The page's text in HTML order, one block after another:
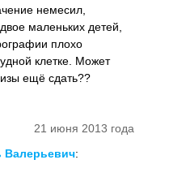
немесил,
маленьких детей,
плохо
клетке. Может
ещё сдать??
21 июня 2013 года
Валерьевич: